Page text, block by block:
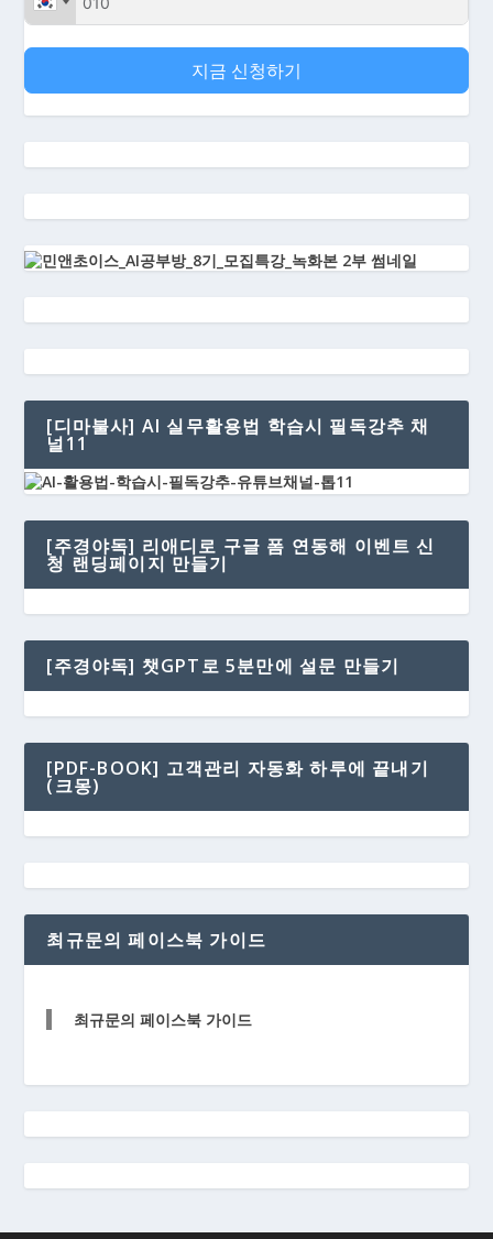
지금 신청하기
[디마불사] AI 실무활용법 학습시 필독강추 채
널11
[주경야독] 리애디로 구글 폼 연동해 이벤트 신
청 랜딩페이지 만들기
[주경야독] 챗GPT로 5분만에 설문 만들기
[PDF-BOOK] 고객관리 자동화 하루에 끝내기
(크몽)
최규문의 페이스북 가이드
최규문의 페이스북 가이드